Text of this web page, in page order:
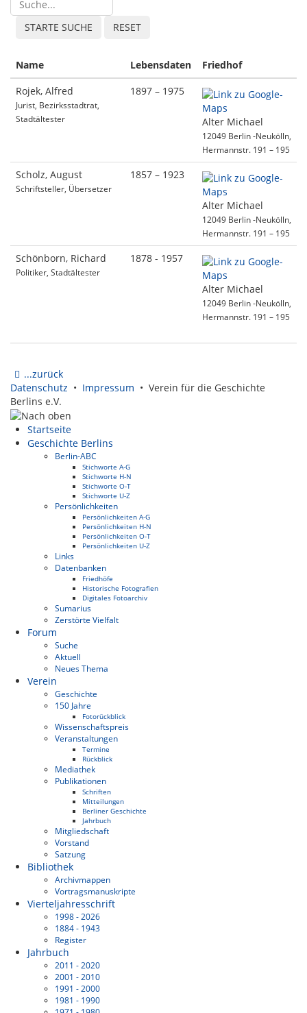
Name Lebensdaten
Friedhof
Rojek, Alfred
Jurist, Bezirksstadtrat,
Stadtältester
1897 – 1975
Alter Michael
12049 Berlin -Neukölln,
Hermannstr. 191 – 195
Scholz, August
Schriftsteller, Übersetzer
1857 – 1923
Alter Michael
12049 Berlin -Neukölln,
Hermannstr. 191 – 195
Schönborn, Richard
Politiker, Stadtältester
1878 - 1957
Alter Michael
12049 Berlin -Neukölln,
Hermannstr. 191 – 195
...zurück
Datenschutz • Impressum • Verein für die Geschichte
Berlins e.V.
Startseite
Geschichte Berlins
Berlin-ABC
Stichworte A-G
Stichworte H-N
Stichworte O-T
Stichworte U-Z
Persönlichkeiten
Persönlichkeiten A-G
Persönlichkeiten H-N
Persönlichkeiten O-T
Persönlichkeiten U-Z
Links
Datenbanken
Friedhöfe
Historische Fotografien
Digitales Fotoarchiv
Sumarius
Zerstörte Vielfalt
Forum
Suche
Aktuell
Neues Thema
Verein
Geschichte
150 Jahre
Fotorückblick
Wissenschaftspreis
Veranstaltungen
Termine
Rückblick
Mediathek
Publikationen
Schriften
Mitteilungen
Berliner Geschichte
Jahrbuch
Mitgliedschaft
Vorstand
Satzung
Bibliothek
Archivmappen
Vortragsmanuskripte
Vierteljahresschrift
1998 - 2026
1884 - 1943
Register
Jahrbuch
2011 - 2020
2001 - 2010
1991 - 2000
1981 - 1990